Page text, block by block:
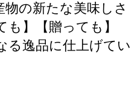
物の新たな美味しさ
】【贈っても】
る逸品に仕上げてい